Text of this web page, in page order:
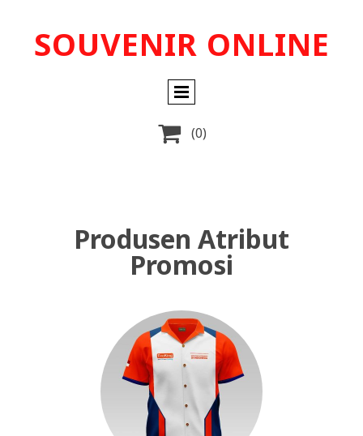
SOUVENIR ONLINE
 (0)
Produsen Atribut
Promosi